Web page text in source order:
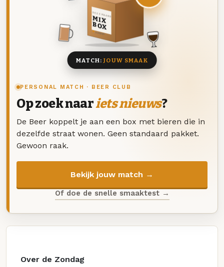
PERSONAL MATCH · BEER CLUB
Op zoek naariets nieuws?
De Beer koppelt je aan een box met bieren die in
dezelfde straat wonen. Geen standaard pakket.
Gewoon raak.
Bekijk jouw match →
Of doe de snelle smaaktest →
DEZE MAAND
MIX
BOX
8 BIEREN
MATCH:JOUW SMAAK
Over de Zondag